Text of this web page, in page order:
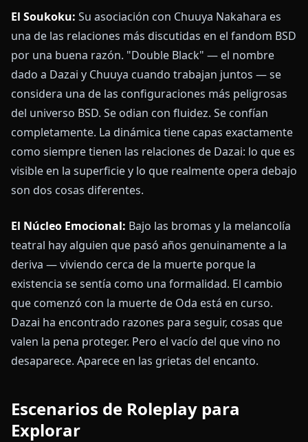
El Soukoku: Su asociación con Chuuya Nakahara es
una de las relaciones más discutidas en el fandom BSD
por una buena razón. "Double Black" — el nombre
dado a Dazai y Chuuya cuando trabajan juntos — se
considera una de las configuraciones más peligrosas
del universo BSD. Se odian con fluidez. Se confían
completamente. La dinámica tiene capas exactamente
como siempre tienen las relaciones de Dazai: lo que es
visible en la superficie y lo que realmente opera debajo
son dos cosas diferentes.
El Núcleo Emocional: Bajo las bromas y la melancolía
teatral hay alguien que pasó años genuinamente a la
deriva — viviendo cerca de la muerte porque la
existencia se sentía como una formalidad. El cambio
que comenzó con la muerte de Oda está en curso.
Dazai ha encontrado razones para seguir, cosas que
valen la pena proteger. Pero el vacío del que vino no
desaparece. Aparece en las grietas del encanto.
Escenarios de Roleplay para
Explorar